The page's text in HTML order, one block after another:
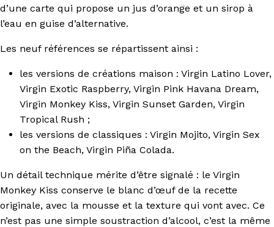
d’une carte qui propose un jus d’orange et un sirop à
l’eau en guise d’alternative.
Les neuf références se répartissent ainsi :
les versions de créations maison : Virgin Latino Lover,
Virgin Exotic Raspberry, Virgin Pink Havana Dream,
Virgin Monkey Kiss, Virgin Sunset Garden, Virgin
Tropical Rush ;
les versions de classiques : Virgin Mojito, Virgin Sex
on the Beach, Virgin Piña Colada.
Un détail technique mérite d’être signalé : le Virgin
Monkey Kiss conserve le blanc d’œuf de la recette
originale, avec la mousse et la texture qui vont avec. Ce
n’est pas une simple soustraction d’alcool, c’est la même